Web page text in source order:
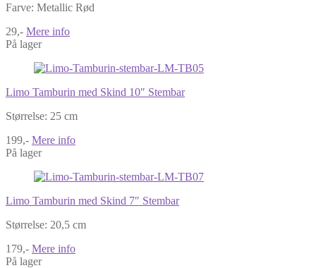
Farve: Metallic Rød
29,- Mere info
På lager
Limo Tamburin med Skind 10″ Stembar
Størrelse: 25 cm
199,- Mere info
På lager
Limo Tamburin med Skind 7″ Stembar
Størrelse: 20,5 cm
179,- Mere info
På lager